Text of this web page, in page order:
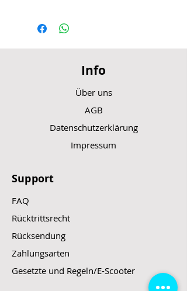
Info
Über uns
AGB
Datenschutzerklärung
Impressum
Support
FAQ
Rücktrittsrecht
Rücksendung
Zahlungsarten
Gesetzte und Regeln/E-Scooter